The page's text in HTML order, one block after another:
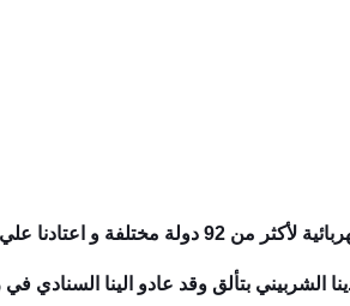
ما هو ويب سايت فريش؟! شركة فريش أول و أكبر شركة مصرية تصدر أجهزه